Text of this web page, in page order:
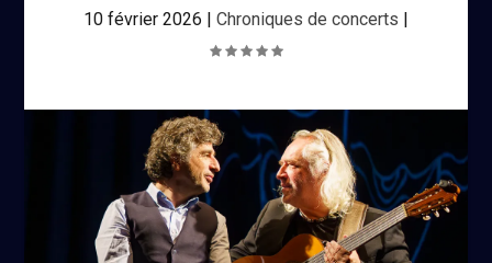
10 février 2026 | Chroniques de concerts |